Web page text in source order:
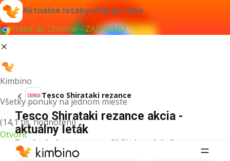
Aktuálne letáky vždy po ruke
Pridať do Chrome - ZADARMO
Kimbino
Všetky ponuky na jednom mieste
(14,1 tis. hodnotení)
Otvoriť
Tesco Shirataki rezance
Tesco Shirataki rezance akcia -
aktuálny leták
Pre daný výraz sme nenašli žiadne výsledky.
Ďalšie produkty v obchodoch Tesco